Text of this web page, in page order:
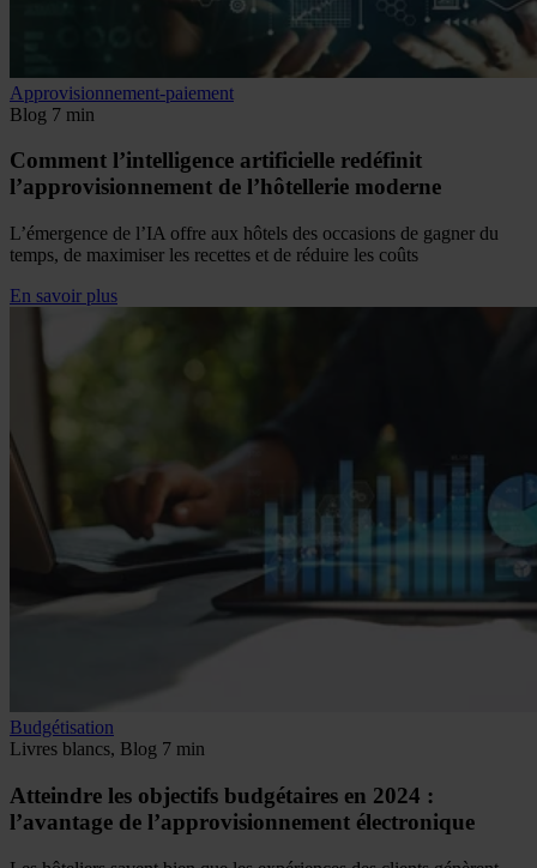
Approvisionnement-paiement
Blog 7 min
Comment l’intelligence artificielle redéfinit
l’approvisionnement de l’hôtellerie moderne
L’émergence de l’IA offre aux hôtels des occasions de gagner du
temps, de maximiser les recettes et de réduire les coûts
En savoir plus
Budgétisation
Livres blancs, Blog 7 min
Atteindre les objectifs budgétaires en 2024 :
l’avantage de l’approvisionnement électronique